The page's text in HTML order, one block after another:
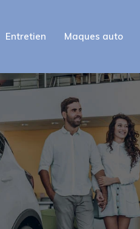
Entretien Maques auto